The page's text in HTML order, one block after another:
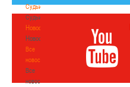
Судьи
Судьи
Новости
Новости
Все
новости
Все
новости